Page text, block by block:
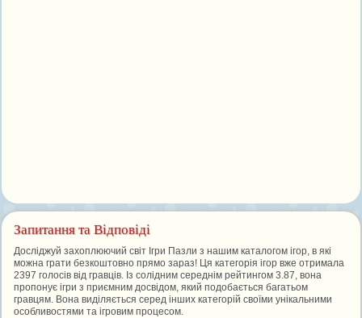
Запитання та Відповіді
Досліджуй захоплюючий світ Ігри Пазли з нашим каталогом ігор, в які
можна грати безкоштовно прямо зараз! Ця категорія ігор вже отримала
2397 голосів від гравців. Із солідним середнім рейтингом 3.87, вона
пропонує ігри з приємним досвідом, який подобається багатьом
гравцям. Вона виділяється серед інших категорій своїми унікальними
особливостями та ігровим процесом.